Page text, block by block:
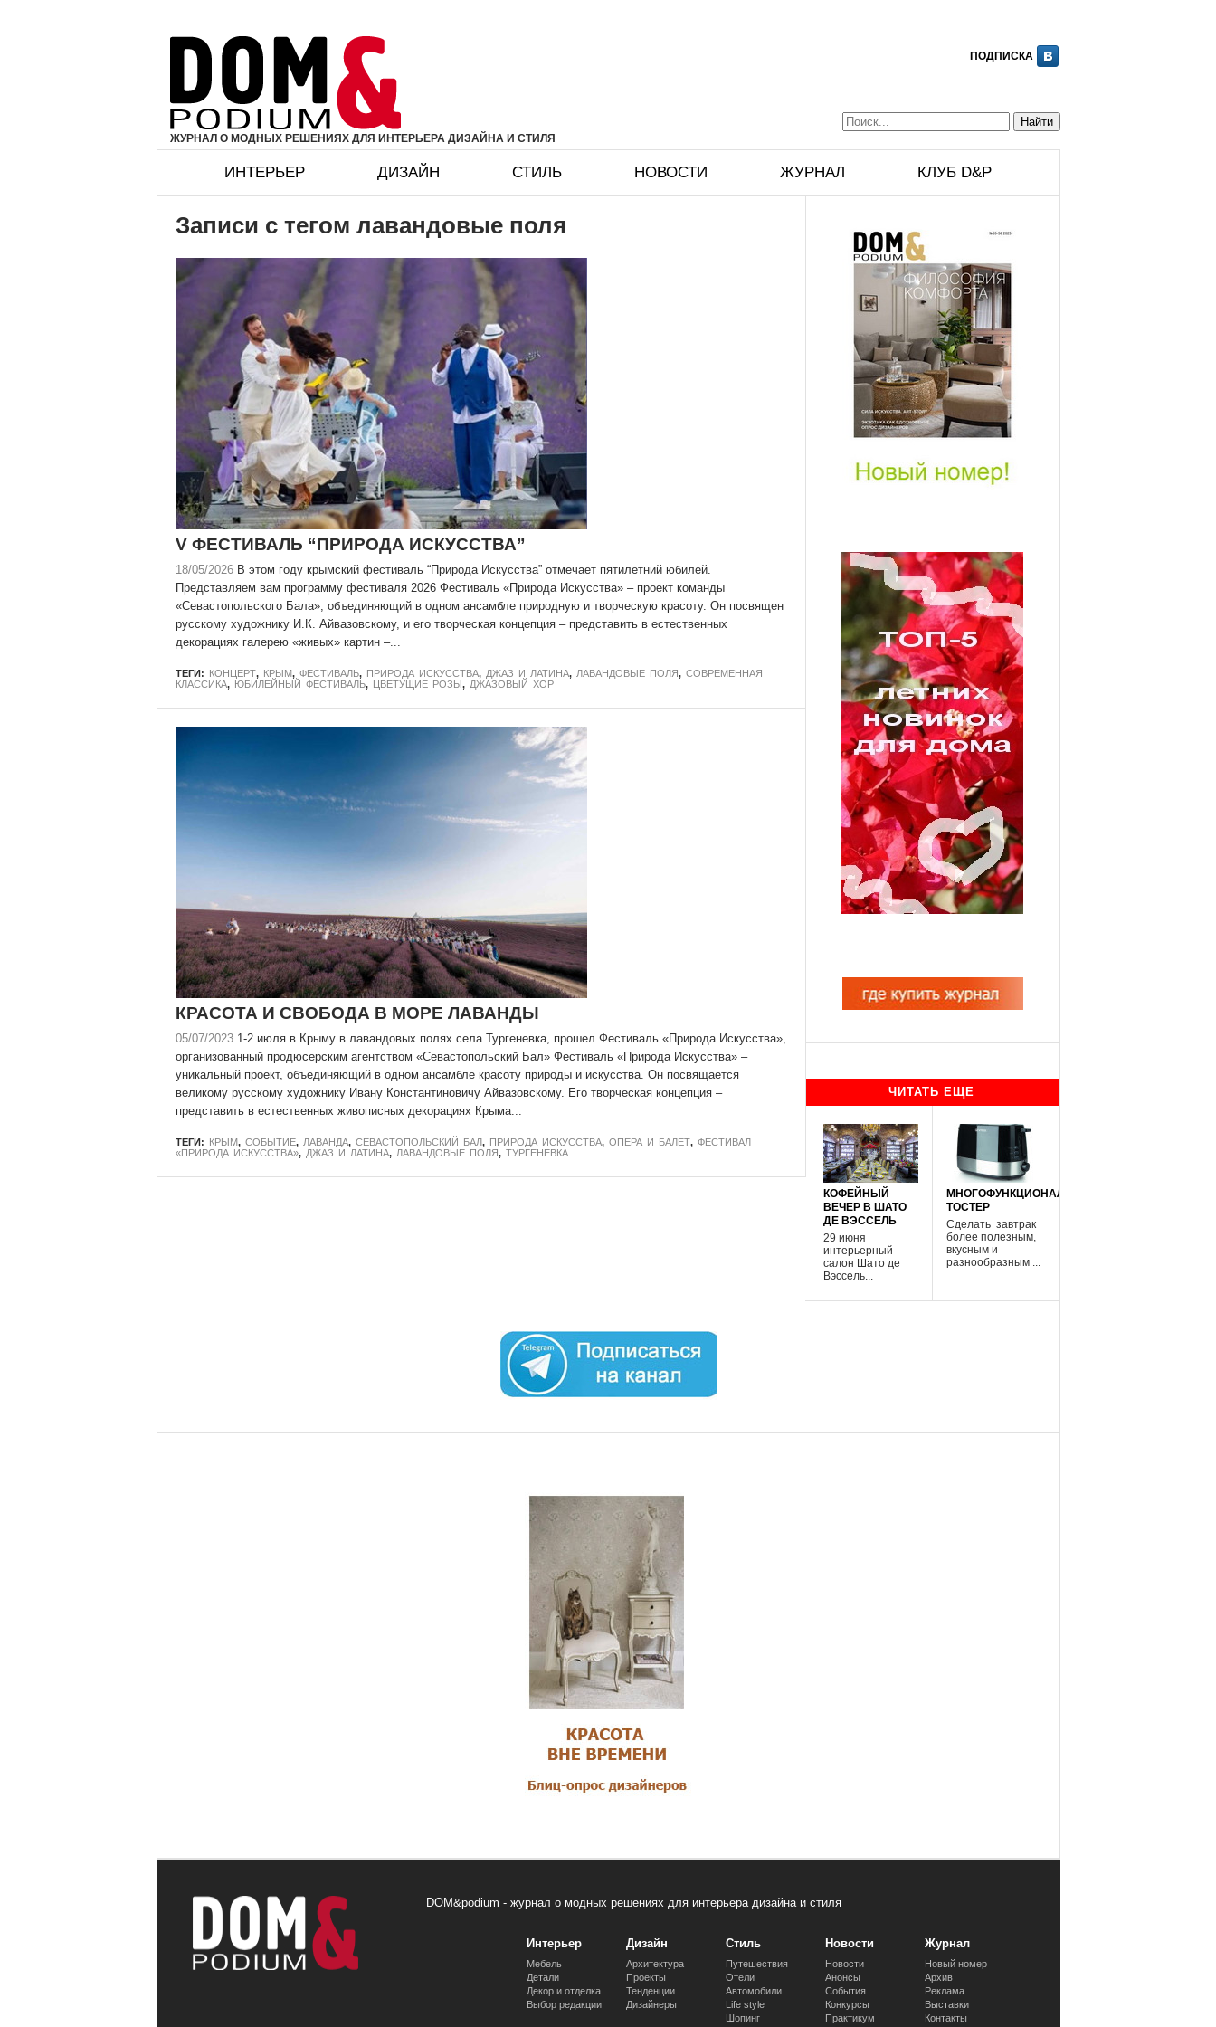
ЖУРНАЛ О МОДНЫХ РЕШЕНИЯХ ДЛЯ ИНТЕРЬЕРА ДИЗАЙНА И СТИЛЯ
ПОДПИСКА
ИНТЕРЬЕР ДИЗАЙН СТИЛЬ НОВОСТИ ЖУРНАЛ КЛУБ D&P
Записи с тегом лавандовые поля
V ФЕСТИВАЛЬ “ПРИРОДА ИСКУССТВА”
18/05/2026В этом году крымский фестиваль “Природа Искусства” отмечает пятилетний юбилей.
Представляем вам программу фестиваля 2026 Фестиваль «Природа Искусства» – проект команды
«Севастопольского Бала», объединяющий в одном ансамбле природную и творческую красоту. Он посвящен
русскому художнику И.К. Айвазовскому, и его творческая концепция – представить в естественных
декорациях галерею «живых» картин –...
ТЕГИ: КОНЦЕРТ, КРЫМ, ФЕСТИВАЛЬ, ПРИРОДА ИСКУССТВА, ДЖАЗ И ЛАТИНА, ЛАВАНДОВЫЕ ПОЛЯ, СОВРЕМЕННАЯ
КЛАССИКА, ЮБИЛЕЙНЫЙ ФЕСТИВАЛЬ, ЦВЕТУЩИЕ РОЗЫ , ДЖАЗОВЫЙ ХОР
КРАСОТА И СВОБОДА В МОРЕ ЛАВАНДЫ
05/07/20231-2 июля в Крыму в лавандовых полях села Тургеневка, прошел Фестиваль «Природа Искусства»,
организованный продюсерским агентством «Севастопольский Бал» Фестиваль «Природа Искусства» –
уникальный проект, объединяющий в одном ансамбле красоту природы и искусства. Он посвящается
великому русскому художнику Ивану Константиновичу Айвазовскому. Его творческая концепция –
представить в естественных живописных декорациях Крыма...
ТЕГИ: КРЫМ, СОБЫТИЕ, ЛАВАНДА, СЕВАСТОПОЛЬСКИЙ БАЛ, ПРИРОДА ИСКУССТВА, ОПЕРА И БАЛЕТ, ФЕСТИВАЛ
«ПРИРОДА ИСКУССТВА», ДЖАЗ И ЛАТИНА, ЛАВАНДОВЫЕ ПОЛЯ, ТУРГЕНЕВКА
ЧИТАТЬ ЕЩЕ
КОФЕЙНЫЙ
ВЕЧЕР В ШАТО
ДЕ ВЭССЕЛЬ
29 июня
интерьерный
салон Шато де
Вэссель...
МНОГОФУНКЦИОНАЛЬНЫЙ
ТОСТЕР
Сделать завтрак
более полезным,
вкусным и
разнообразным ...
DOM&podium - журнал о модных решениях для интерьера дизайна и стиля
Интерьер
Мебель
Детали
Декор и отделка
Выбор редакции
Дизайн
Архитектура
Проекты
Тенденции
Дизайнеры
Стиль
Путешествия
Отели
Автомобили
Life style
Шопинг
Новости
Новости
Анонсы
События
Конкурсы
Практикум
Журнал
Новый номер
Архив
Реклама
Выставки
Контакты